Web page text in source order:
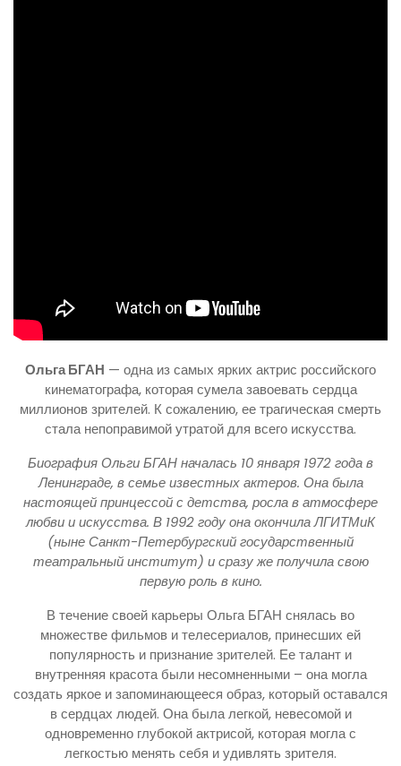
Ольга БГАН — одна из самых ярких актрис российского
кинематографа, которая сумела завоевать сердца
миллионов зрителей. К сожалению, ее трагическая смерть
стала непоправимой утратой для всего искусства.
Биография Ольги БГАН началась 10 января 1972 года в
Ленинграде, в семье известных актеров. Она была
настоящей принцессой с детства, росла в атмосфере
любви и искусства. В 1992 году она окончила ЛГИТМиК
(ныне Санкт-Петербургский государственный
театральный институт) и сразу же получила свою
первую роль в кино.
В течение своей карьеры Ольга БГАН снялась во
множестве фильмов и телесериалов, принесших ей
популярность и признание зрителей. Ее талант и
внутренняя красота были несомненными – она могла
создать яркое и запоминающееся образ, который оставался
в сердцах людей. Она была легкой, невесомой и
одновременно глубокой актрисой, которая могла с
легкостью менять себя и удивлять зрителя.